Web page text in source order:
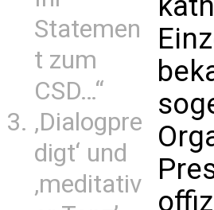
Statemen
t zum
CSD…“
‚Dialogpre
digt‘ und
‚meditativ